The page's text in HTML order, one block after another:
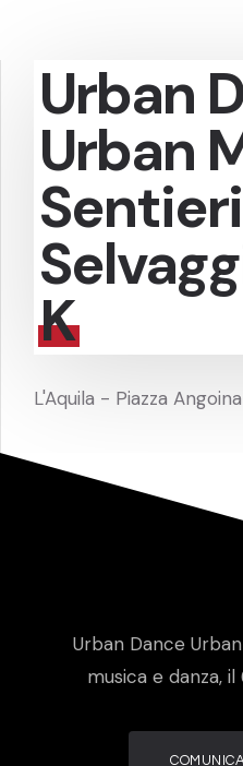
Urban
Urban
Sentieri
K
L'Aquila - Piazza
Urban Dance
musica e danza, il